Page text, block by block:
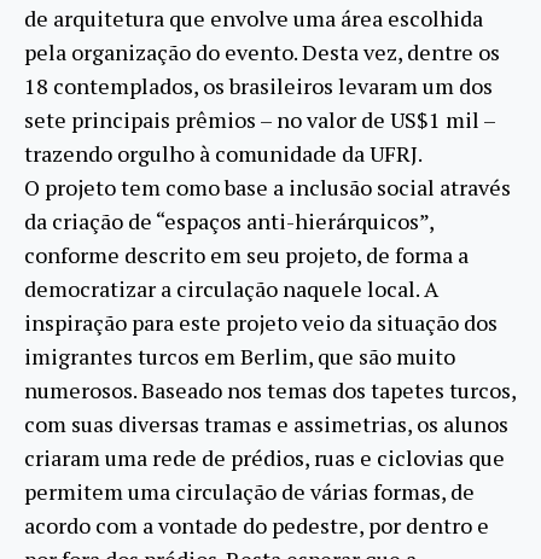
de arquitetura que envolve uma área escolhida
pela organização do evento. Desta vez, dentre os
18 contemplados, os brasileiros levaram um dos
sete principais prêmios – no valor de US$1 mil –
trazendo orgulho à comunidade da UFRJ.
O projeto tem como base a inclusão social através
da criação de “espaços anti-hierárquicos”,
conforme descrito em seu projeto, de forma a
democratizar a circulação naquele local. A
inspiração para este projeto veio da situação dos
imigrantes turcos em Berlim, que são muito
numerosos. Baseado nos temas dos tapetes turcos,
com suas diversas tramas e assimetrias, os alunos
criaram uma rede de prédios, ruas e ciclovias que
permitem uma circulação de várias formas, de
acordo com a vontade do pedestre, por dentro e